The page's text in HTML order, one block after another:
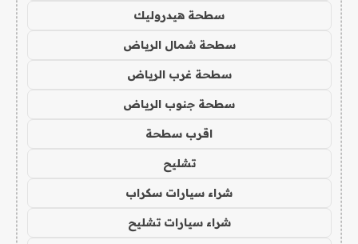
سطحة هيدروليك
سطحة شمال الرياض
سطحة غرب الرياض
سطحة جنوب الرياض
اقرب سطحة
تشليح
شراء سيارات سكراب
شراء سيارات تشليح